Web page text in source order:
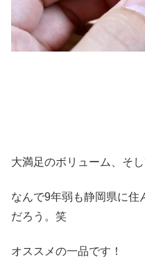
大満足のボリューム、そ
なんで9年弱も静岡県に住
だろう。笑
オススメの一品です！